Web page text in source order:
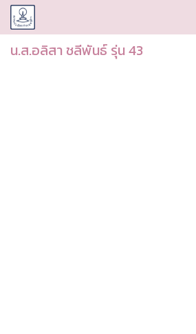
CUDAA
น.ส.อลิสา ชลีพันธ์ รุ่น 43